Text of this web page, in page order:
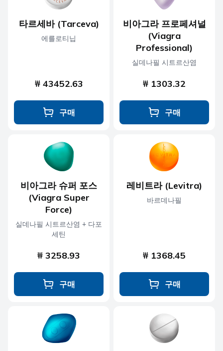
타르세바 (Tarceva)
에를로티닙
₩ 43452.63
구매
비아그라 프로페셔널
(Viagra
Professional)
실데나필 시트르산염
₩ 1303.32
구매
비아그라 슈퍼 포스
(Viagra Super
Force)
실데나필 시트르산염 + 다포
세틴
₩ 3258.93
구매
레비트라 (Levitra)
바르데나필
₩ 1368.45
구매